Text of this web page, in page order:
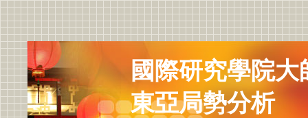
國際研究學院
東亞局勢分析